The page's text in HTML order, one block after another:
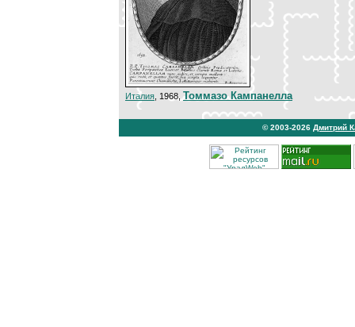
Италия , 1968, Томмазо Кампанелла
© 2003-2026 Дмитрий